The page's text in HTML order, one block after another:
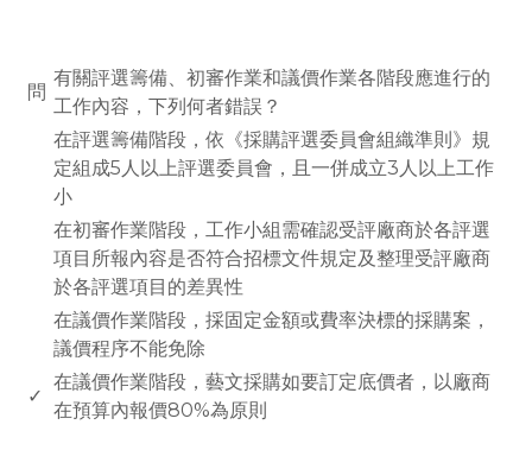
問
有關評選籌備、初審作業和議價作業各階段應進行的
工作內容，下列何者錯誤？
在評選籌備階段，依《採購評選委員會組織準則》規
定組成5人以上評選委員會，且一併成立3人以上工作
小
在初審作業階段，工作小組需確認受評廠商於各評選
項目所報內容是否符合招標文件規定及整理受評廠商
於各評選項目的差異性
在議價作業階段，採固定金額或費率決標的採購案，
議價程序不能免除
✓
在議價作業階段，藝文採購如要訂定底價者，以廠商
在預算內報價80%為原則